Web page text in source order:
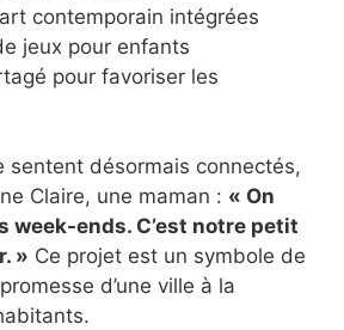
contemporain intégrées
jeux pour enfants
pour favoriser les
sentent désormais connectés,
Claire, une maman : « On
week-ends. C’est notre petit
» Ce projet est un symbole de
d’une ville à la